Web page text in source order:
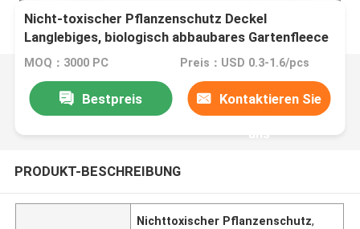
Nicht-toxischer Pflanzenschutz Deckel
Langlebiges, biologisch abbaubares Gartenfleece
für Pflanzen
MOQ：3000 PC Preis：USD 0.3-1.6/pcs
Bestpreis Kontaktieren Sie
uns
PRODUKT-BESCHREIBUNG
Nichttoxischer Pflanzenschutz,